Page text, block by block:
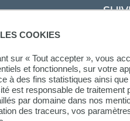
COOKIES
sur « Tout accepter », vous
et fonctionnels, sur votre
à des fins statistiques ainsi
est responsable de traitement
par domaine dans nos
des traceurs, vos